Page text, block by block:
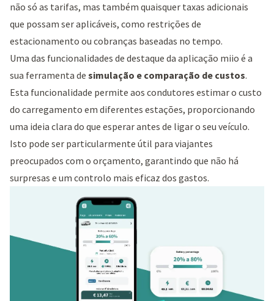
não só as tarifas, mas também quaisquer taxas adicionais
que possam ser aplicáveis, como restrições de
estacionamento ou cobranças baseadas no tempo.
Uma das funcionalidades de destaque da aplicação miio é a
sua ferramenta de simulação e comparação de custos.
Esta funcionalidade permite aos condutores estimar o custo
do carregamento em diferentes estações, proporcionando
uma ideia clara do que esperar antes de ligar o seu veículo.
Isto pode ser particularmente útil para viajantes
preocupados com o orçamento, garantindo que não há
surpresas e um controlo mais eficaz dos gastos.